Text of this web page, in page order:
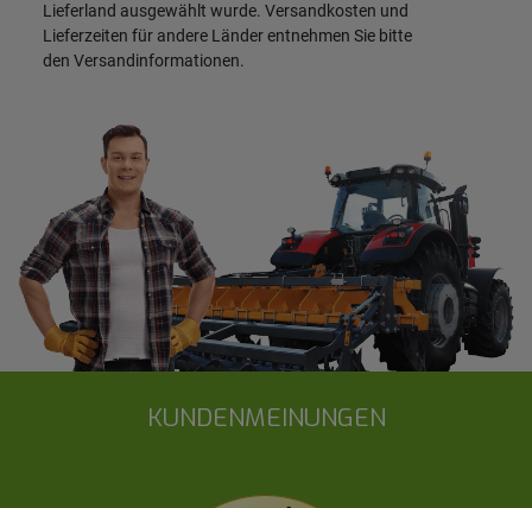
Lieferland ausgewählt wurde. Versandkosten und
Lieferzeiten für andere Länder entnehmen Sie bitte
den Versandinformationen.
KUNDENMEINUNGEN